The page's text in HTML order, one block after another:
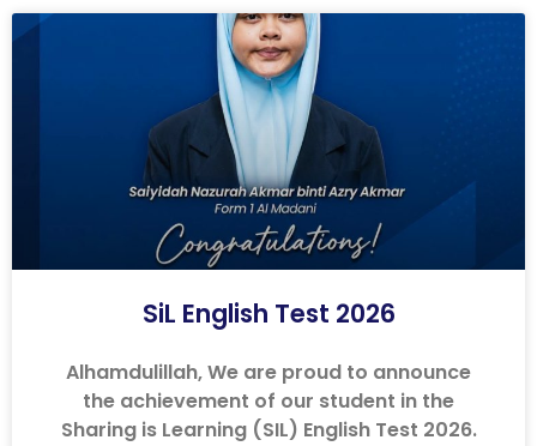
SiL English Test 2026
Alhamdulillah, We are proud to announce
the achievement of our student in the
Sharing is Learning (SIL) English Test 2026.